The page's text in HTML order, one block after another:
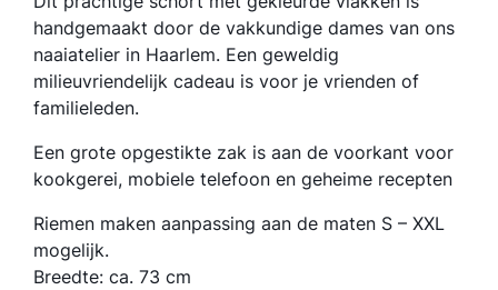
handgemaakt door de vakkundige dames van ons
naaiatelier in Haarlem. Een geweldig
milieuvriendelijk cadeau is voor je vrienden of
familieleden.
Een grote opgestikte zak is aan de voorkant voor
kookgerei, mobiele telefoon en geheime recepten
Riemen maken aanpassing aan de maten S – XXL
mogelijk.
Breedte: ca. 73 cm